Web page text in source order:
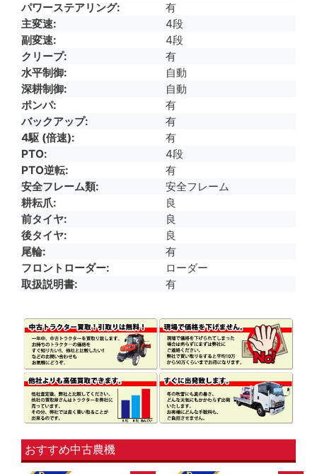
パワーステアリング
有
主変速
4段
副変速
4段
クリープ
有
水平制御
自動
深耕制御
自動
ポンパ
有
バックアップ
有
4駆 (倍速)
有
PTO
4段
PTO逆転
有
安全フレーム類
安全フレーム
耕耘爪
良
前タイヤ
良
後タイヤ
良
尾輪
有
フロントローダー
ローダー
取扱説明書
有
おすすめ中古農機